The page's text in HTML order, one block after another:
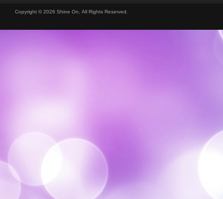
Copyright © 2026 Shine On, All Rights Reserved.